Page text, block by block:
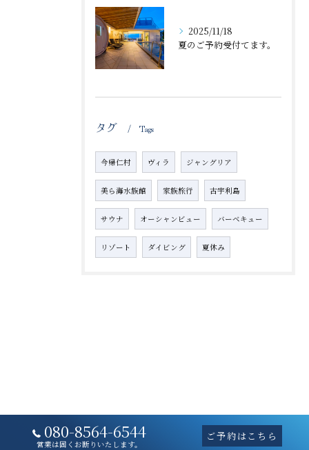
2025/11/18
夏のご予約受付てます。
タグ Tags
今帰仁村 ヴィラ ジャングリア
美ら海水族館 家族旅行 古宇利島
サウナ オーシャンビュー バーベキュー
リゾート ダイビング 夏休み
080-8564-6544
営業は固くお断りいたします。
ご予約はこちら